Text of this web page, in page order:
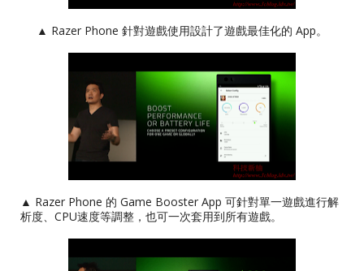
▲ Razer Phone 針對遊戲使用設計了遊戲最佳化的 App。
▲ Razer Phone 的 Game Booster App 可針對單一遊戲進行解
析度、CPU速度等調整，也可一次套用到所有遊戲。